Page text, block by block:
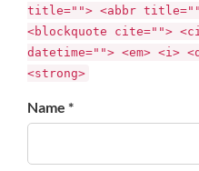
title=""> <abbr
<blockquote cite="">
datetime=""> <em> <i>
<strong>
Name *